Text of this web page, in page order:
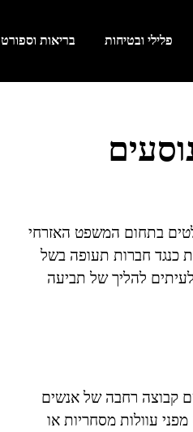
פלילי ובטיחות בריאות וספורט
בתחום המשפט האזרחי
כנגד חברות תעופה בשל
להליך של תביעה
קבוצה רחבה של אנשים
עוולות מסחריות או